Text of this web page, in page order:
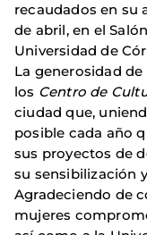
recaudados en su
de abril, en el
Universidad de
La generosidad
los Centro de
ciudad que,
posible cada año
sus proyectos de
su sensibilización
Agradeciendo de
mujeres